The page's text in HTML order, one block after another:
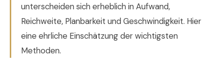
unterscheiden sich erheblich in Aufwand,
Reichweite, Planbarkeit und Geschwindigkeit. Hier
eine ehrliche Einschätzung der wichtigsten
Methoden.